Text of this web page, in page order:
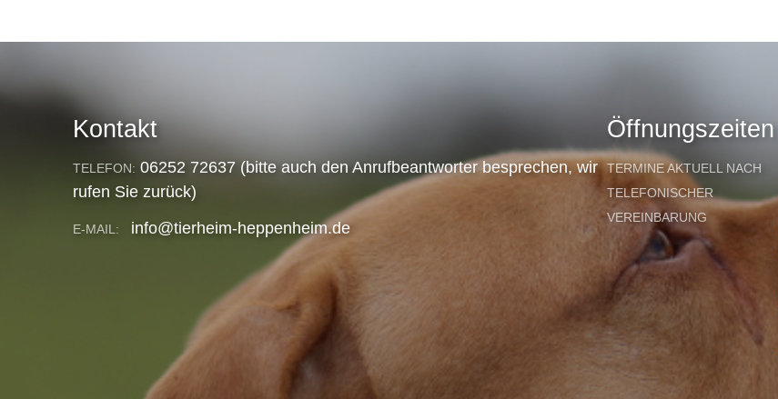
Kontakt
TELEFON: 06252 72637 (bitte auch den Anrufbeantworter besprechen, wir
rufen Sie zurück)
E-MAIL: info@tierheim-heppenheim.de
Öffnungszeiten
TERMINE AKTUELL NACH
TELEFONISCHER
VEREINBARUNG